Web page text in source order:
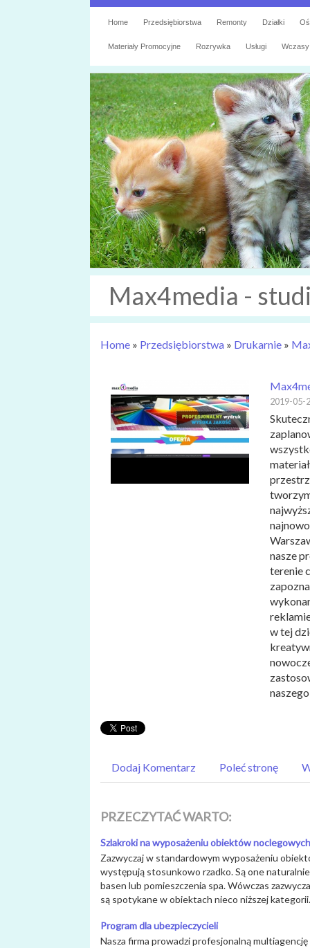
Home Przedsiębiorstwa Remonty Działki
Materiały Promocyjne Rozrywka Usługi Wczasy
Max4media -
Home » Przedsiębiorstwa » Drukarnie »
2019-05-
nasze
terenie
w tej
Dodaj Komentarz Poleć stronę
PRZECZYTAĆ WARTO:
Szlakroki na wyposażeniu obiektów noclegowych
Zazwyczaj w standardowym wyposażeniu
występują stosunkowo rzadko. Są one
basen lub pomieszczenia spa. Wówczas
są spotykane w obiektach nieco niższej
Program dla ubezpieczycieli
Nasza firma prowadzi profesjonalną